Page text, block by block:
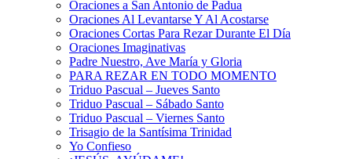
Oraciones a San Antonio de Padua
Oraciones Al Levantarse Y Al Acostarse
Oraciones Cortas Para Rezar Durante El Día
Oraciones Imaginativas
Padre Nuestro, Ave María y Gloria
PARA REZAR EN TODO MOMENTO
Triduo Pascual – Jueves Santo
Triduo Pascual – Sábado Santo
Triduo Pascual – Viernes Santo
Trisagio de la Santísima Trinidad
Yo Confieso